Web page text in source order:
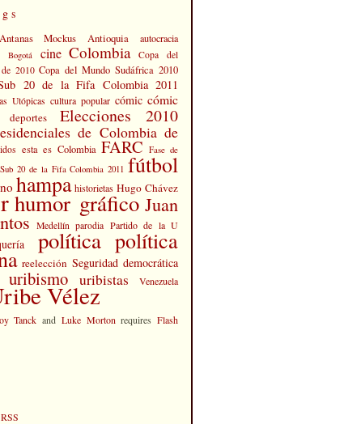
Antanas Mockus Antioquia autocracia
Bogotá cine Colombia
Copa del
2010 Copa del Mundo Sudáfrica 2010
20 de la Fifa Colombia 2011
Utópicas cultura popular cómic cómic
deportes Elecciones 2010
de Colombia de
esta es Colombia FARC Fase de
20 de la Fifa Colombia 2011 fútbol
hampa historietas Hugo Chávez
humor gráfico Juan
Medellín parodia Partido de la U
política política
reelección Seguridad democrática
uribismo uribistas Venezuela
Vélez
Tanck and Luke Morton requires Flash